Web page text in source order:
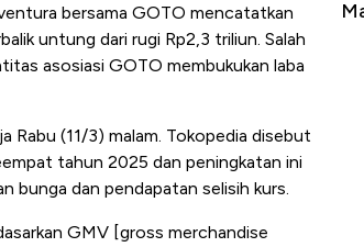
bersama GOTO mencatatkan
untung dari rugi Rp2,3 triliun. Salah
asosiasi GOTO membukukan laba
Rabu (11/3) malam. Tokopedia disebut
tahun 2025 dan peningkatan ini
bunga dan pendapatan selisih kurs.
GMV [gross merchandise
yang Cuannya Paling Menyala?